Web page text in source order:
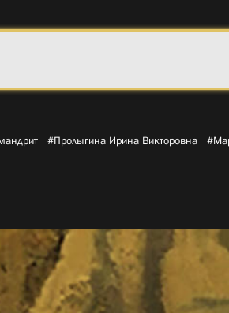
#Пролыгина Ирина Викторовна­